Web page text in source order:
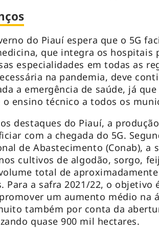
do Piauí espera que o 5G
que integra os hospitais
especialidades em todas as
na pandemia, deve
a emergência de saúde, já
o ensino técnico a todos os
destaques do Piauí, a
com a chegada do 5G.
de Abastecimento (Conab), a
cultivos de algodão, sorgo,
total de
Para a safra 2021/22, o objetivo
um aumento médio na
também por conta da
quase 900 mil hectares.